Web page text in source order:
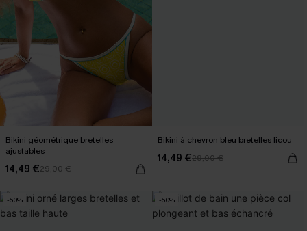
Bikini géométrique bretelles
ajustables
14,49 €29,00 €
Bikini à chevron bleu bretelles licou
14,49 €29,00 €
-50% -50%